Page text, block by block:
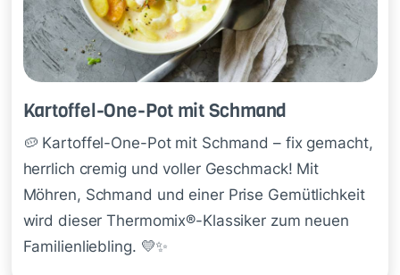
Kar­tof­fel-One-Pot mit Schmand
🥔 Kartoffel-One-Pot mit Schmand – fix gemacht,
herrlich cremig und voller Geschmack! Mit
Möhren, Schmand und einer Prise Gemütlichkeit
wird dieser Thermomix®-Klassiker zum neuen
Familienliebling. 💛✨